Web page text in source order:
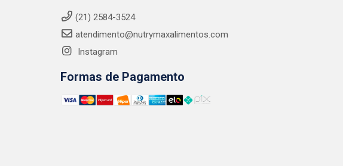
(21) 2584-3524
atendimento@nutrymaxalimentos.com
Instagram
Formas de Pagamento